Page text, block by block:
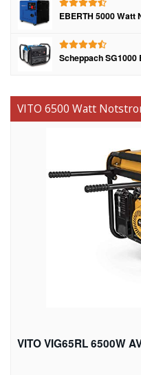
EBERTH 5000
Scheppach
VITO 6500 Watt
VITO VIG65RL 6500W